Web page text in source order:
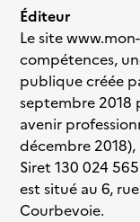
Éditeur
Le site
compétences,
publique créée
septembre 2018
avenir
décembre
Siret 130 024
est situé au 6,
Courbevoie.